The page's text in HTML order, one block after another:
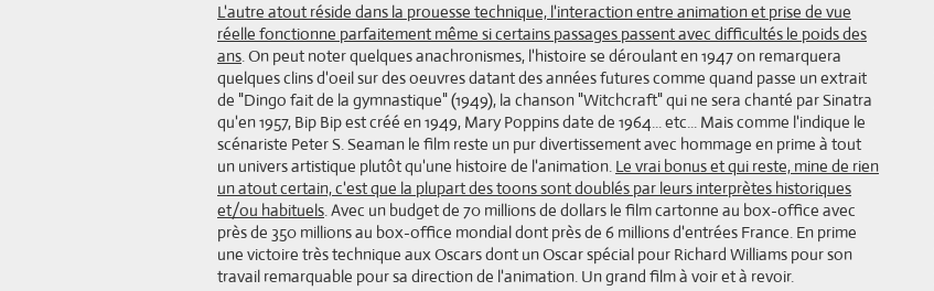
L'autre atout réside dans la prouesse technique, l'interaction entre animation et prise de vue
réelle fonctionne parfaitement même si certains passages passent avec difficultés le poids des
ans. On peut noter quelques anachronismes, l'histoire se déroulant en 1947 on remarquera
quelques clins d'oeil sur des oeuvres datant des années futures comme quand passe un extrait
de "Dingo fait de la gymnastique" (1949), la chanson "Witchcraft" qui ne sera chanté par Sinatra
qu'en 1957, Bip Bip est créé en 1949, Mary Poppins date de 1964... etc... Mais comme l'indique le
scénariste Peter S. Seaman le film reste un pur divertissement avec hommage en prime à tout
un univers artistique plutôt qu'une histoire de l'animation. Le vrai bonus et qui reste, mine de rien
un atout certain, c'est que la plupart des toons sont doublés par leurs interprètes historiques
et/ou habituels. Avec un budget de 70 millions de dollars le film cartonne au box-office avec
près de 350 millions au box-office mondial dont près de 6 millions d'entrées France. En prime
une victoire très technique aux Oscars dont un Oscar spécial pour Richard Williams pour son
travail remarquable pour sa direction de l'animation. Un grand film à voir et à revoir.